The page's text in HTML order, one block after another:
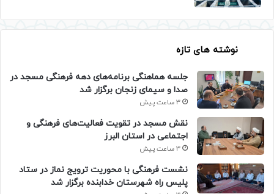
نوشته های تازه
جلسه هماهنگی برنامه‌های دهه فرهنگی مسجد در
صدا و سیمای زنجان برگزار شد
3 ساعت پیش
نقش مسجد در تقویت فعالیت‌های فرهنگی و
اجتماعی در استان البرز
3 ساعت پیش
نشست فرهنگی با محوریت ترویج نماز در ستاد
پلیس راه شهرستان خدابنده برگزار شد